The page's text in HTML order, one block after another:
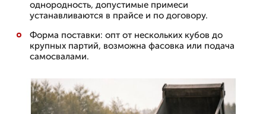
однородность, допустимые примеси
устанавливаются в прайсе и по договору.
Форма поставки: опт от нескольких кубов до
крупных партий, возможна фасовка или подача
самосвалами.